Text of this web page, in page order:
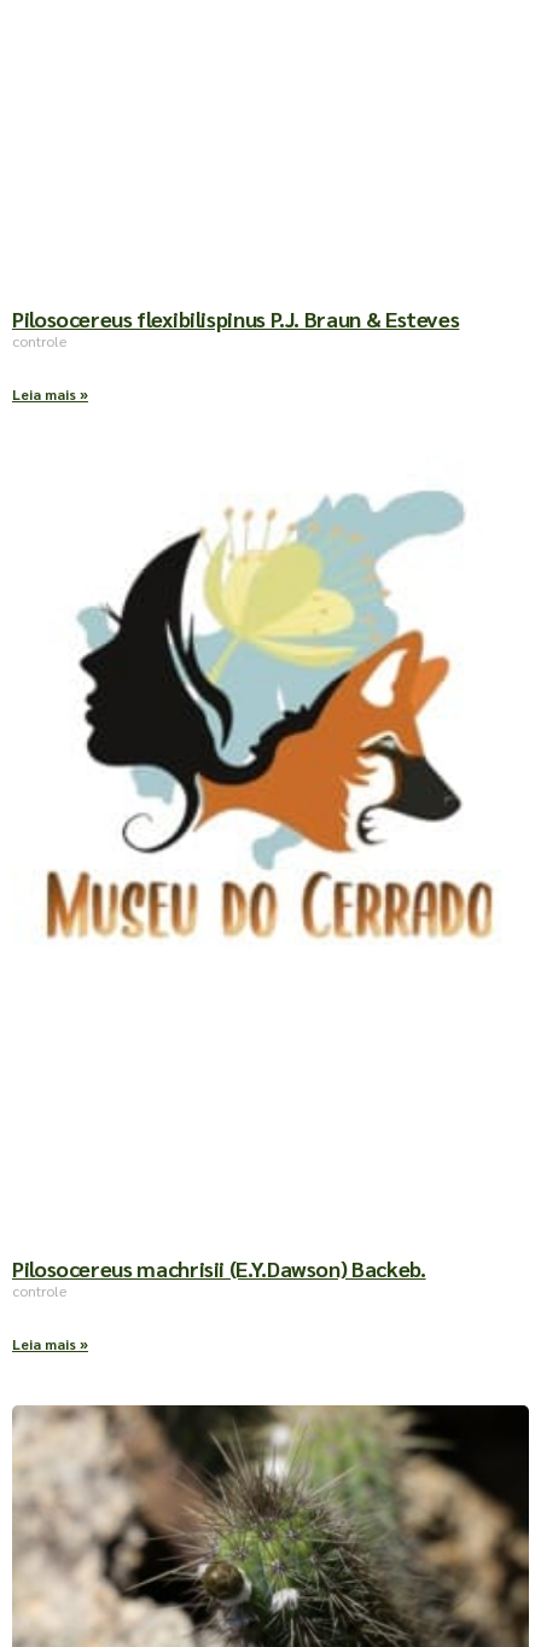
Pilosocereus flexibilispinus P.J. Braun & Esteves
controle
Leia mais »
Pilosocereus machrisii (E.Y.Dawson) Backeb.
controle
Leia mais »